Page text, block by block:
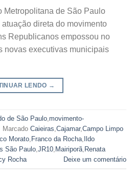
Metropolitana de São Paulo
direta do movimento
Republicanos empossou no
novas executivas municipais
LENDO →
de São Paulo movimento-
Marcado Caieiras Cajamar, Campo Limpo
Morato Franco da Rocha Ildo
São Paulo JR10 Mairiporã Renata
Rocha Deixe um comentário